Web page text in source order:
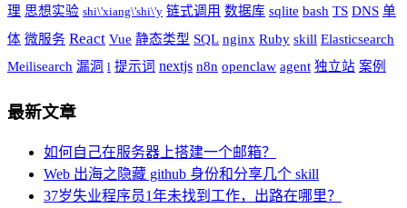
理 思想实验 shi\'xiang\'shi\'y 链式调用 数据库 sqlite bash TS DNS 单
体 微服务 React Vue 静态类型 SQL nginx Ruby skill Elasticsearch
Meilisearch 漏洞 l 提示词 nextjs n8n openclaw agent 独立站 案例
最新文章
如何自己在服务器上搭建一个邮箱？
Web 出海之隐藏 github 身份和分享几个 skill
37岁失业程序员1年未找到工作，出路在哪里？